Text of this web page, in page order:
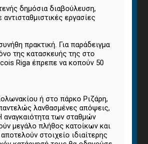
δημόσια διαβούλευση,
εργασίες
πρακτική. Για παράδειγμα
της κατασκευής της στο
Riga έπρεπε να κοπούν 50
ή στο πάρκο Ριζάρη,
λανθασμένες απόψεις,
αναγκαιότητα των σταθμών
μεγάλο πλήθος κατοίκων και
στοιχείο ιδιαίτερης